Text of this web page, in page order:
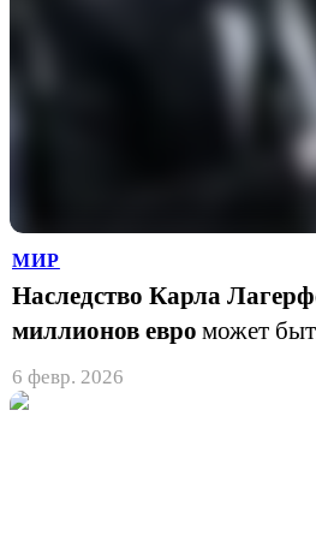
МИР
Наследство Карла
миллионов евро может
6 февр. 2026